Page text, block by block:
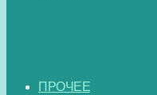
ПРОЧЕЕ